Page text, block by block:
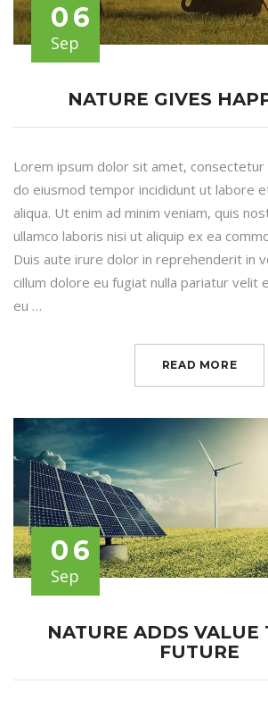
06
Sep
NATURE GIVES
Lorem ipsum dolor sit amet, consectetur
do eiusmod tempor incididunt ut labore
aliqua. Ut enim ad minim veniam, quis
ullamco laboris nisi ut aliquip ex ea
Duis aute irure dolor in reprehenderit in
cillum dolore eu fugiat nulla pariatur velit
eu …
READ MORE
06
Sep
NATURE ADDS VALUE
FUTURE